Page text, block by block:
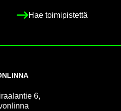
Hae toi­mi­pis­tet­tä
6,